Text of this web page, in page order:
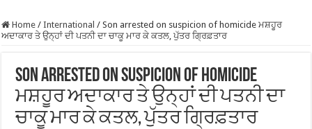
Home / International / Son arrested on suspicion of homicide ਮਸ਼ਹੂਰ
ਅਦਾਕਾਰ ਤੇ ਉਨ੍ਹਾਂ ਦੀ ਪਤਨੀ ਦਾ ਚਾਕੂ ਮਾਰ ਕੇ ਕਤਲ, ਪੁੱਤਰ ਗ੍ਰਿਫ਼ਤਾਰ
Son arrested on suspicion of homicide
ਮਸ਼ਹੂਰ ਅਦਾਕਾਰ ਤੇ ਉਨ੍ਹਾਂ ਦੀ ਪਤਨੀ ਦਾ
ਚਾਕੂ ਮਾਰ ਕੇ ਕਤਲ, ਪੁੱਤਰ ਗ੍ਰਿਫ਼ਤਾਰ